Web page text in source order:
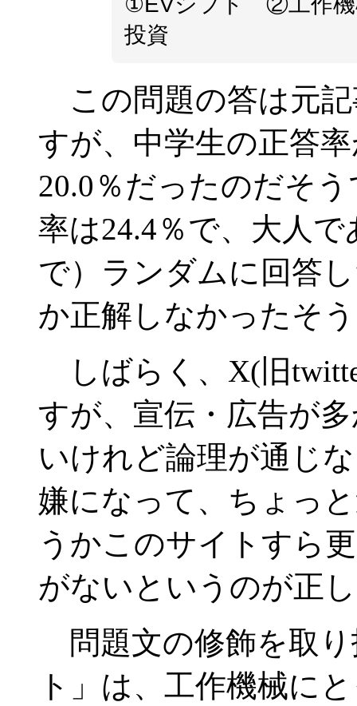
投資
この問題の答は元
すが、中学生の正答
20.0％だったのだそ
率は24.4％で、大人
で）ランダムに回答
か正解しなかったそ
しばらく、X(旧
すが、宣伝・広告が
いけれど論理が通じ
嫌になって、ちょっ
うかこのサイトすら
がないというのが正
問題文の修飾を取り
ト」は、工作機械に